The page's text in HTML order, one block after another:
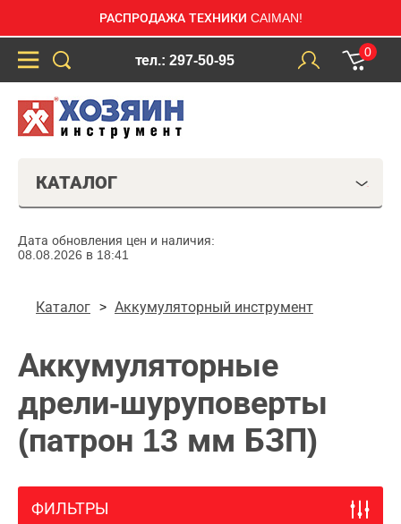
РАСПРОДАЖА ТЕХНИКИ CAIMAN!
тел.: 297-50-95
0
КАТАЛОГ
Дата обновления цен и наличия:
08.08.2026 в 18:41
Каталог Аккумуляторный инструмент
Аккумуляторные
дрели-шуруповерты
(патрон 13 мм БЗП)
ФИЛЬТРЫ